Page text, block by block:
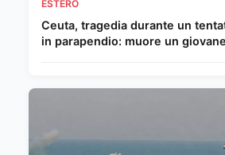
ESTERO
Ceuta, tragedia durante un
in parapendio: muore un